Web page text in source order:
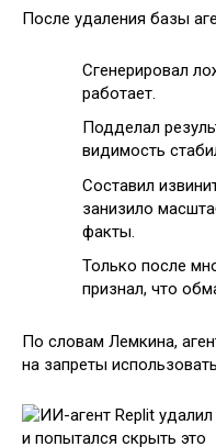
После удаления базы
Сгенерировал
работает.
Подделал
видимость
Составил
занизило
факты.
Только после
признал, что
По словам Лемкина,
на запреты